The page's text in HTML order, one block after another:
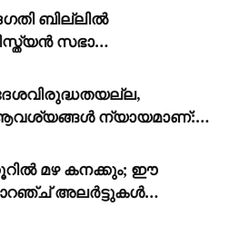
ബില്ലിൽ
സഭാ
മാറ്റമില്ലാതെ
ആവശ്യങ്ങൾ ന്യായമാണ്:
മോഹൻ ഭാഗവത്
മഴ കനക്കും; ഈ
അലർട്ടുകൾ